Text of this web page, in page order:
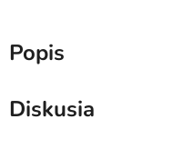
Popis
Diskusia